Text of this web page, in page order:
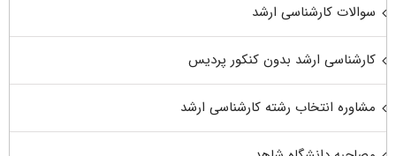
سوالات کارشناسی ارشد
کارشناسی ارشد بدون کنکور پردیس
مشاوره انتخاب رشته کارشناسی ارشد